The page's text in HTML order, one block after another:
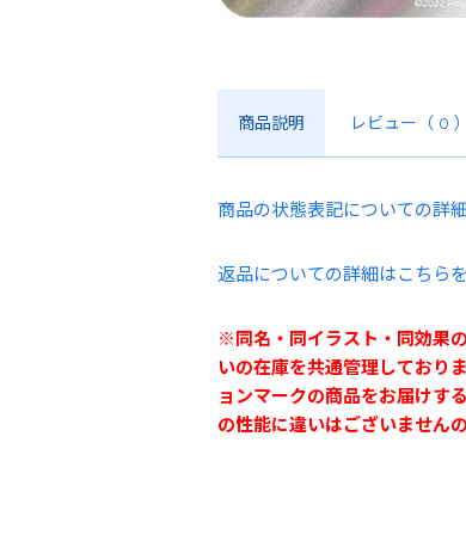
商品説明 レビュー （ 0 ）
商品の状態表記についての詳
返品についての詳細はこちら
※同名・同イラスト・同効果
いの在庫を共通管理しており
ョンマークの商品をお届けす
の性能に違いはございません